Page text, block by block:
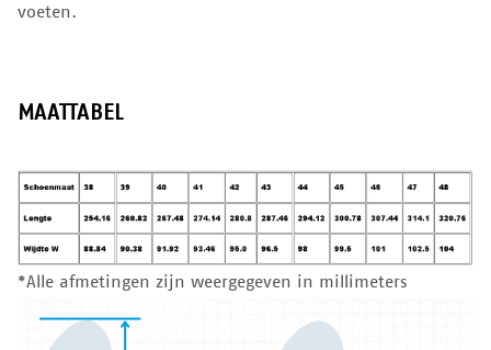
voeten.
MAATTABEL
*Alle afmetingen zijn weergegeven in millimeters